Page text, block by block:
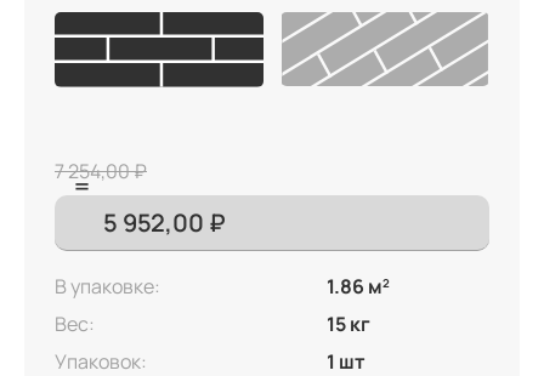
7 254,00 ₽
В упаковке: 1.86 м2
Вес:
15 кг
Упаковок:
1 шт